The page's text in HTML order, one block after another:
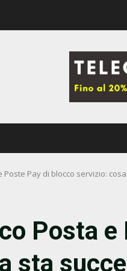
Poste Pay di blocco servizio:
Posta e
sta